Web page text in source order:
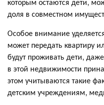
доля в совместном
Особое внимание
может передать квартиру
будут проживать дети,
в этой недвижимости
этом учитываются такие
детским учреждениям,